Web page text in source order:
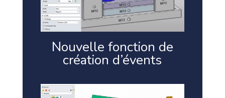
Nouvelle fonction de
création d’évents